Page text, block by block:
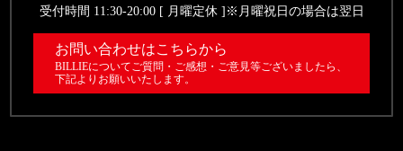
受付時間 11:30-20:00 [ 月曜定休 ]※月曜祝日の場合は翌日
お問い合わせはこちらから
BILLIEについてご質問・ご感想・ご意見等ございましたら、
下記よりお願いいたします。